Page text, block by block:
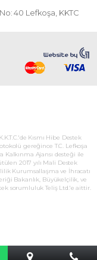
40 Lefkoşa, KKTC
Kısmı Hibe Destek
gereğince T.C. Lefkoşa
Kalkınma Ajansı desteği ile
2017 yılı Mali Destek
Kurumsallaşma ve İhracatı
Bakanlık, Büyükelçilik, ve
sorumluluk Teliş Ltd.'e aittir.